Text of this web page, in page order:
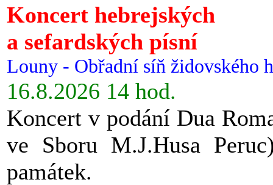
Koncert hebrejských
a sefardských písní
Louny - Obřadní síň židovského
16.8.2026 14 hod.
Koncert v podání Dua
ve Sboru M.J.Husa
památek.